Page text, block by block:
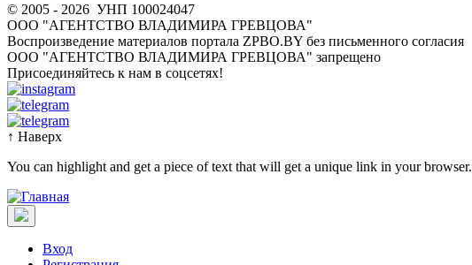
© 2005 - 2026 УНП 100024047
ООО "АГЕНТСТВО ВЛАДИМИРА ГРЕВЦОВА"
Воспроизведение материалов портала ZPBO.BY без письменного согласия
OOO "АГЕНТСТВО ВЛАДИМИРА ГРЕВЦОВА" запрещено
Присоединяйтесь к нам в соцсетях!
↑ Наверх
You can highlight and get a piece of text that will get a unique link in your browser.
Вход